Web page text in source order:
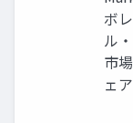
ボ
ル
市
ェ